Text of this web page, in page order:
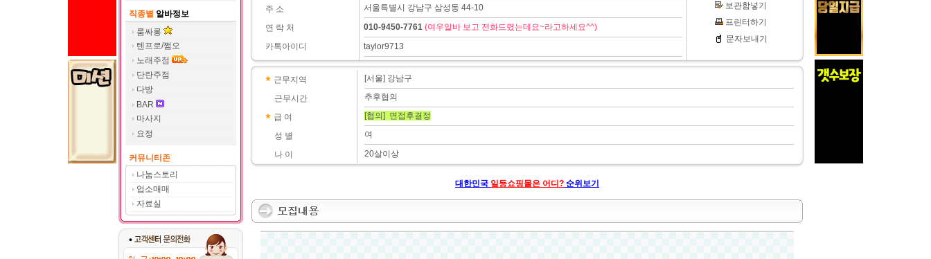
직종별 알바정보
룸싸롱
텐프로/쩜오
노래주점
단란주점
다방
BAR
마사지
요정
커뮤니티존
나눔스토리
업소매매
자료실
주 소
연 락 처
카톡아이디
서울특별시 강남구 삼성동 44-10
010-9450-7761 (여우알바 보고 전화드렸는데요~라고하세요^^)
taylor9713
보관함넣기
프린터하기
문자보내기
근무지역
근무시간
급 여
성 별
나 이
[서울] 강남구
추후협의
[협의] 면접후결정
여
20살이상
대한민국 일등쇼핑몰은 어디? 순위보기